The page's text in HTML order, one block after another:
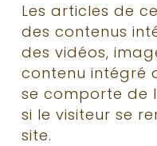
Les articles de
des contenus
des vidéos,
contenu intégré
se comporte de
si le visiteur se
site.